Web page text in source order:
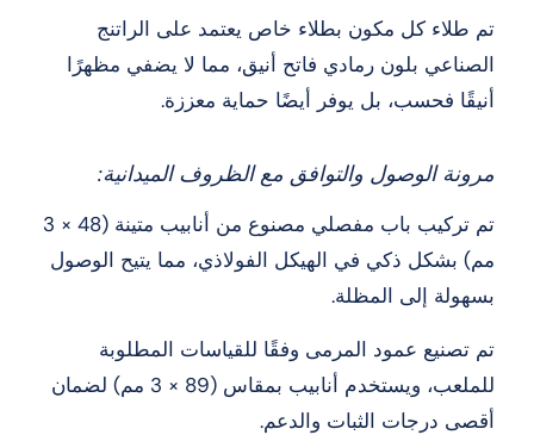
تم طلاء كل مكون بطلاء خاص يعتمد على الراتنج
الصناعي بلون رمادي فاتح أنيق، مما لا يضفي مظهرًا
أنيقًا فحسب، بل يوفر أيضًا حماية معززة.
مرونة الوصول والتوافق مع الظروف الميدانية:
تم تركيب باب مفصلي مصنوع من أنابيب متينة (48 × 3
مم) بشكل ذكي في الهيكل الفولاذي، مما يتيح الوصول
بسهولة إلى المظلة.
تم تصنيع عمود المرمى وفقًا للقياسات المطلوبة
للملعب، ويستخدم أنابيب بمقاس (89 × 3 مم) لضمان
أقصى درجات الثبات والدعم.